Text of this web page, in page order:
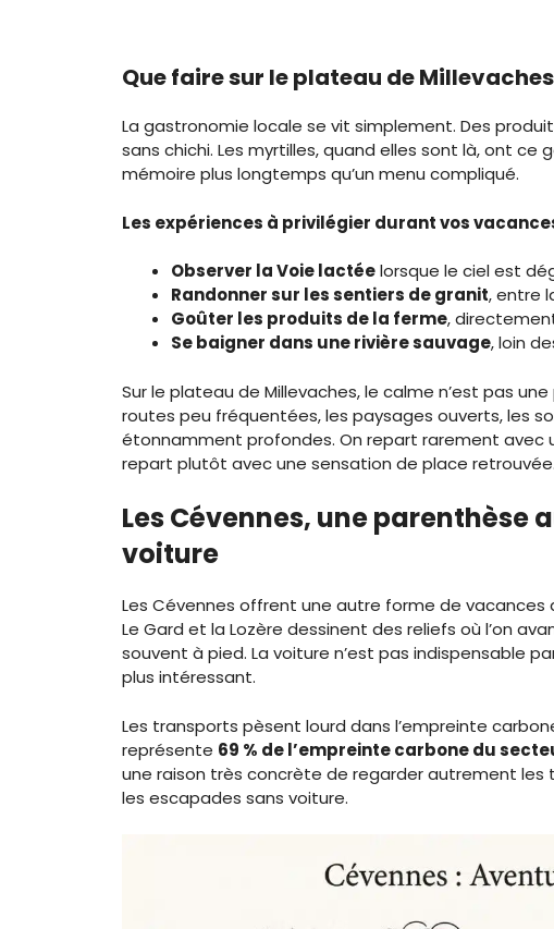
Que faire sur le plateau de
La gastronomie locale se vit simplement. Des
sans chichi. Les myrtilles, quand elles sont là, ont ce
mémoire plus longtemps qu’un menu compliqué.
Les expériences à privilégier durant vos
Observer la Voie lactéelorsque le ciel est
Randonner sur les sentiers de granit, entre
Goûter les produits de la ferme,
Se baigner dans une rivière sauvage, loin
Sur le plateau de Millevaches, le calme n’est pas
routes peu fréquentées, les paysages ouverts, les
étonnamment profondes. On repart rarement avec
repart plutôt avec une sensation de place retrouvée.
Les Cévennes, une parenthèse
voiture
Les Cévennes offrent une autre forme de vacances
Le Gard et la Lozère dessinent des reliefs où l’on
souvent à pied. La voiture n’est pas indispensable
plus intéressant.
Les transports pèsent lourd dans l’empreinte
représente 69 % de l’empreinte carbone du
une raison très concrète de regarder autrement
les escapades sans voiture.